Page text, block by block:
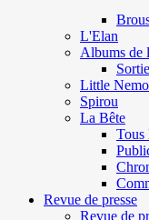
L'Elan
Albums de
Little Nemo
Spirou
La Bête
Tous
Revue de presse
Revue de